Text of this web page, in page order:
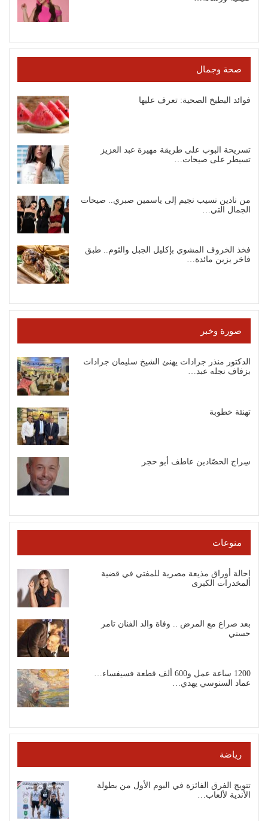
صحة وجمال
فوائد البطيخ الصحية: تعرف عليها
تسريحة البوب على طريقة مهيرة عبد العزيز
تسيطر على صيحات…
من نادين نسيب نجيم إلى ياسمين صبري.. صيحات
الجمال التي…
فخذ الخروف المشوي بإكليل الجبل والثوم.. طبق
فاخر يزين مائدة…
صورة وخبر
الدكتور منذر جرادات يهنئ الشيخ سليمان جرادات
بزفاف نجله عبد…
تهنئة خطوبة
سِراج الحصّادين عاطف أبو حجر
منوعات
إحالة أوراق مذيعة مصرية للمفتي في قضية
المخدرات الكبرى
بعد صراع مع المرض .. وفاة والد الفنان تامر
حسني
1200 ساعة عمل و600 ألف قطعة فسيفساء…
عماد السنوسي يهدي…
رياضة
تتويج الفرق الفائزة في اليوم الأول من بطولة
الأندية لألعاب…